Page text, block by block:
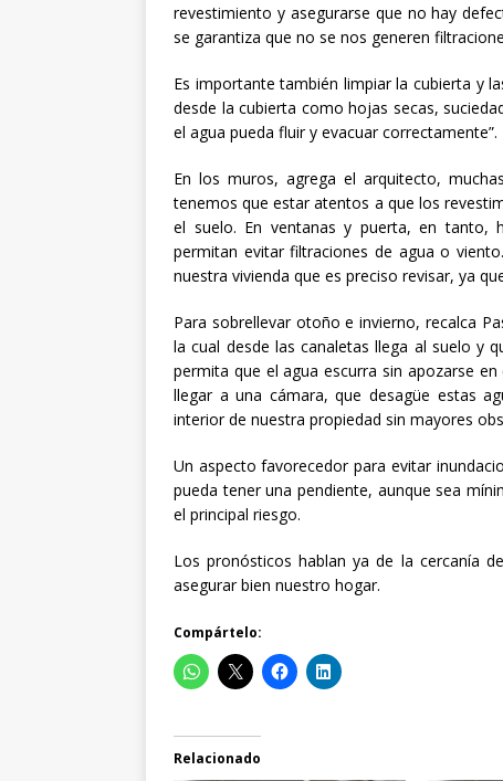
revestimiento y asegurarse que no hay
se garantiza que no se nos generen
Es importante también limpiar la cubierta y
desde la cubierta como hojas secas,
el agua pueda fluir y evacuar correctamente”.
En los muros, agrega el arquitecto,
tenemos que estar atentos a que los
el suelo. En ventanas y puerta, en tanto,
permitan evitar filtraciones de agua o
nuestra vivienda que es preciso revisar, ya
Para sobrellevar otoño e invierno, recalca
la cual desde las canaletas llega al suelo y
permita que el agua escurra sin apozarse
llegar a una cámara, que desagüe estas
interior de nuestra propiedad sin mayores
Un aspecto favorecedor para evitar
pueda tener una pendiente, aunque sea
el principal riesgo.
Los pronósticos hablan ya de la cercanía
asegurar bien nuestro hogar.
Compártelo:
Relacionado